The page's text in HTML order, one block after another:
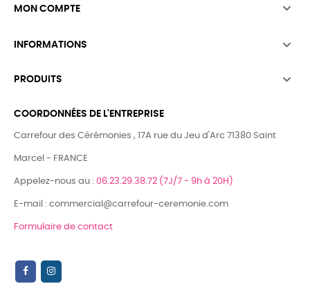
MON COMPTE 
INFORMATIONS 
PRODUITS 
COORDONNÉES DE L'ENTREPRISE
Carrefour des Cérémonies , 17A rue du Jeu d'Arc 71380 Saint
Marcel - FRANCE
Appelez-nous au : 06.23.29.38.72 (7J/7 - 9h à 20H)
E-mail : commercial@carrefour-ceremonie.com
Formulaire de contact